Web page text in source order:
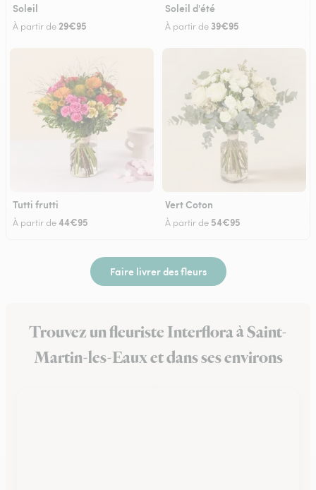
Soleil
À partir de29€95
Soleil d'été
À partir de 39€95
Tutti frutti
À partir de44€95
Vert Coton
À partir de 54€95
Faire livrer des fleurs
Trouvez un fleuriste Interflora à Saint-
Martin-les-Eaux et dans ses environs